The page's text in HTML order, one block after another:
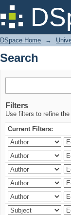
Search
DSpace Home →
Search
Filters
Use filters to refine
Current Filters: